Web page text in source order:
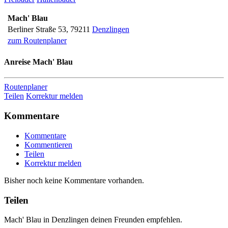
Mach' Blau
Berliner Straße 53, 79211 Denzlingen
zum Routenplaner
Anreise Mach' Blau
Routenplaner
Teilen Korrektur melden
Kommentare
Kommentare
Kommentieren
Teilen
Korrektur melden
Bisher noch keine Kommentare vorhanden.
Teilen
Mach' Blau in Denzlingen deinen Freunden empfehlen.